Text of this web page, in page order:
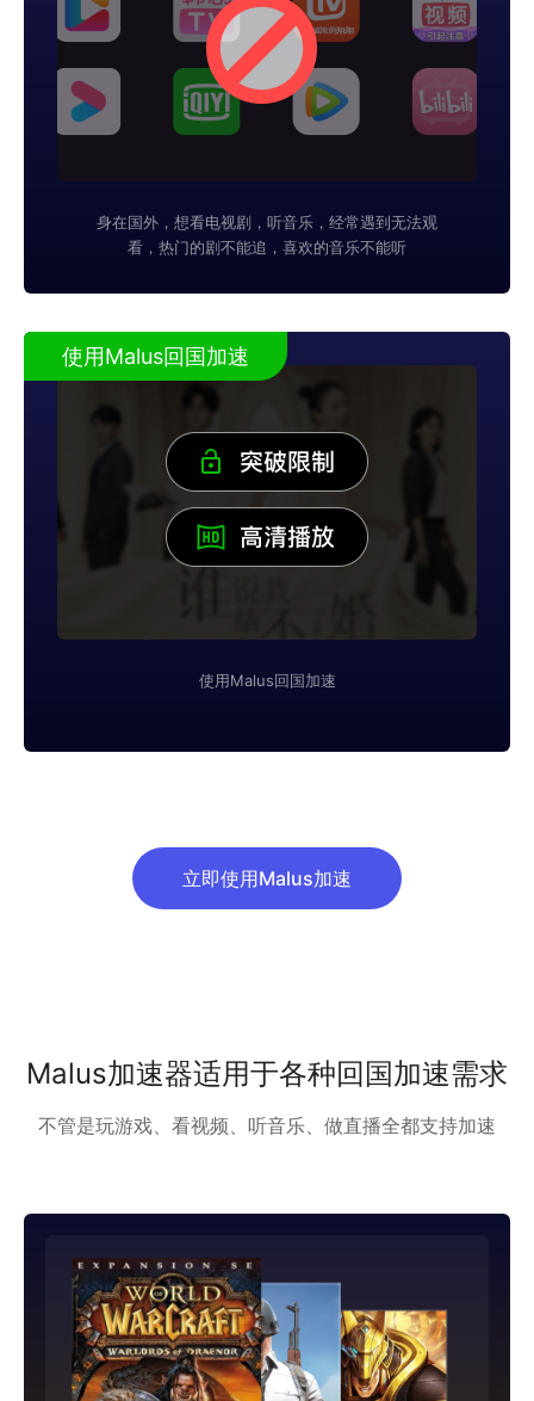
身在国外，想看电视剧，听音乐，经常遇到无法观
看，热门的剧不能追，喜欢的音乐不能听
使用Malus回国加速
使用Malus回国加速
立即使用Malus加速
Malus加速器适用于各种回国加速需求
不管是玩游戏、看视频、听音乐、做直播全都支持加速